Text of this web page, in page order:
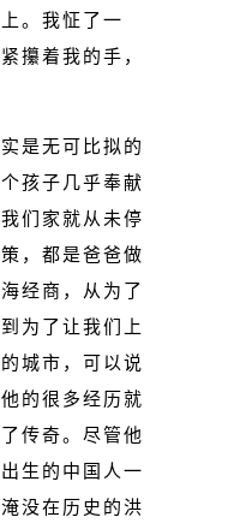
。我怔了一
攥着我的手，
是无可比拟的
孩子几乎奉献
们家就从未停
，都是爸爸做
经商，从为了
为了让我们上
城市，可以说
的很多经历就
传奇。尽管他
生的中国人一
没在历史的洪